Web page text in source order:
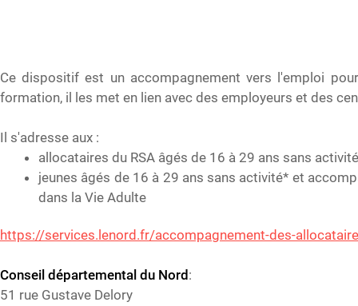
Ce dispositif est un accompagnement vers l'emploi
formation, il les met en lien avec des employeurs et des
Il s'adresse aux :
allocataires du RSA âgés de 16 à 29 ans sans
jeunes âgés de 16 à 29 ans sans activité* et
dans la Vie Adulte
https://services.lenord.fr/accompagnement-des-
Conseil départemental du Nord :
51 rue Gustave Delory